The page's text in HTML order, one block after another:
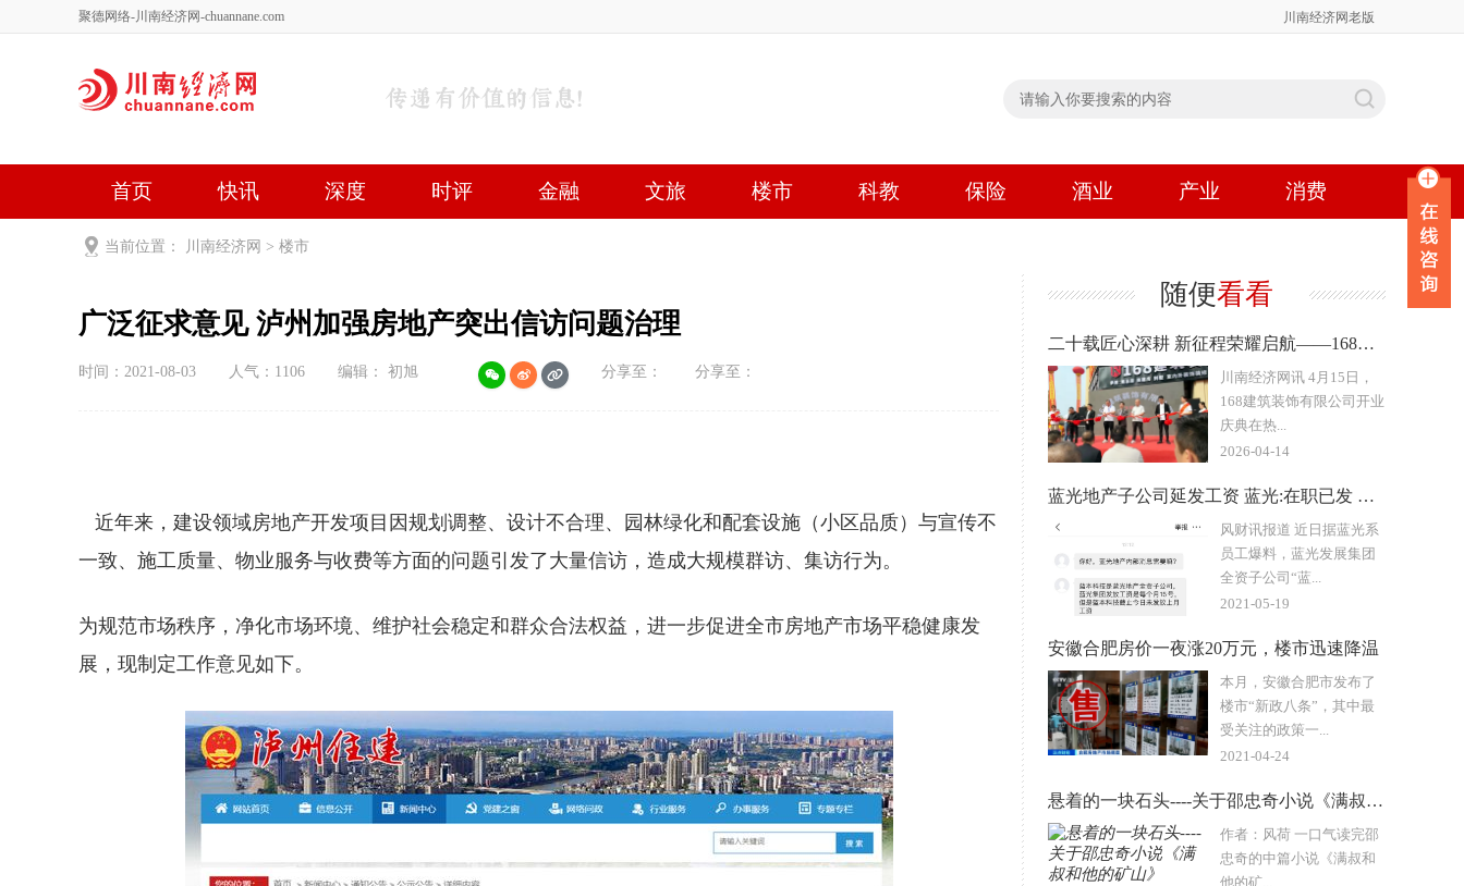
聚德网络-川南经济网-chuannane.com 川南经济网老版
首页 快讯 深度 时评 金融 文旅 楼市 科教 保险 酒业 产业 消费
健康 文艺
当前位置： 川南经济网 > 楼市
广泛征求意见 泸州加强房地产突出信访问题治理
时间：2021-08-03 人气： 1106 编辑： 初旭 分享至： 分享至：
近年来，建设领域房地产开发项目因规划调整、设计不合理、园林绿化和配套设施（小区品质）与宣传不
一致、施工质量、物业服务与收费等方面的问题引发了大量信访，造成大规模群访、集访行为。
为规范市场秩序，净化市场环境、维护社会稳定和群众合法权益，进一步促进全市房地产市场平稳健康发
展，现制定工作意见如下。
随便看看
二十载匠心深耕 新征程荣耀启航——168建筑装饰有限公司盛大
川南经济网讯 4月15日，
168建筑装饰有限公司开业
庆典在热...
2026-04-14
蓝光地产子公司延发工资 蓝光:在职已发 系结算延时
风财讯报道 近日据蓝光系
员工爆料，蓝光发展集团
全资子公司“蓝...
2021-05-19
安徽合肥房价一夜涨20万元，楼市迅速降温
本月，安徽合肥市发布了
楼市“新政八条”，其中最
受关注的政策一...
2021-04-24
悬着的一块石头----关于邵忠奇小说《满叔和他的矿山》
作者：风荷 一口气读完邵
忠奇的中篇小说《满叔和
他的矿...